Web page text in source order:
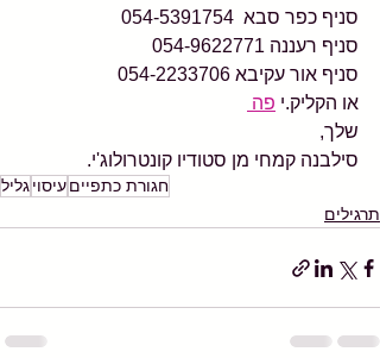
סניף כפר סבא  054-5391754
סניף רעננה 054-9622771
סניף אור עקיבא 054-2233706
או הקליק.י פה
שלך,
סילבנה קמחי מן סטודיו קונטרולוג'י.
חגורת כתפייםעיסויגליל
תרגילים